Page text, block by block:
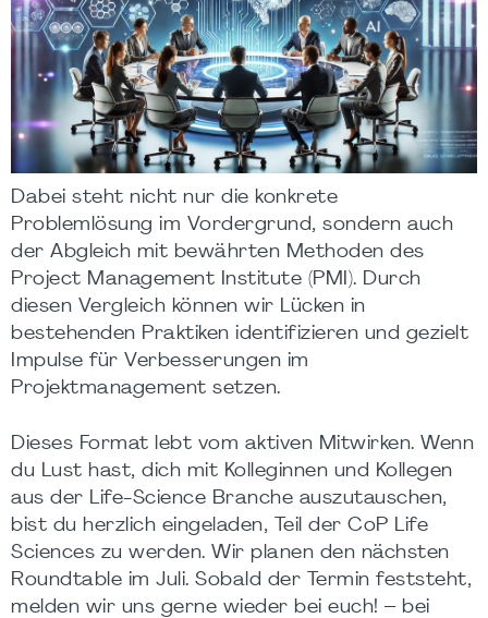
Dabei steht nicht nur die konkrete
Problemlösung im Vordergrund, sondern auch
der Abgleich mit bewährten Methoden des
Project Management Institute (PMI). Durch
diesen Vergleich können wir Lücken in
bestehenden Praktiken identifizieren und gezielt
Impulse für Verbesserungen im
Projektmanagement setzen.
Dieses Format lebt vom aktiven Mitwirken. Wenn
du Lust hast, dich mit Kolleginnen und Kollegen
aus der Life-Science Branche auszutauschen,
bist du herzlich eingeladen, Teil der CoP Life
Sciences zu werden. Wir planen den nächsten
Roundtable im Juli. Sobald der Termin feststeht,
melden wir uns gerne wieder bei euch! – bei